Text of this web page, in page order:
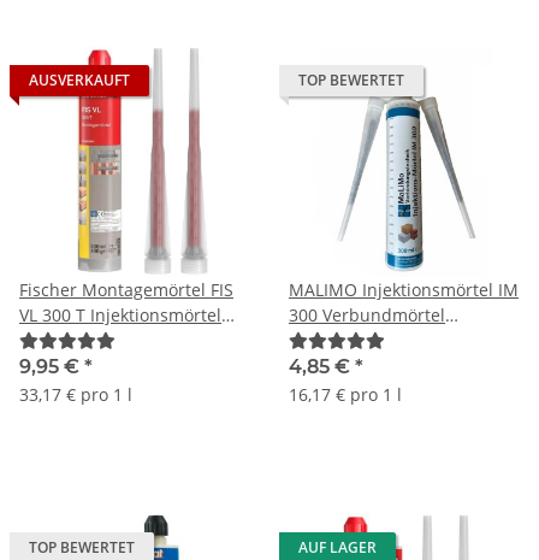
AUSVERKAUFT
Fischer Montagemörtel FIS
VL 300 T Injektionsmörtel
Verbundmörtel 300ml
9,95 € *
33,17 € pro 1 l
TOP BEWERTET
MALIMO Injektionsmörtel IM
300 Verbundmörtel
Montagemörtel 300ml
4,85 € *
16,17 € pro 1 l
TOP BEWERTET AUF LAGER